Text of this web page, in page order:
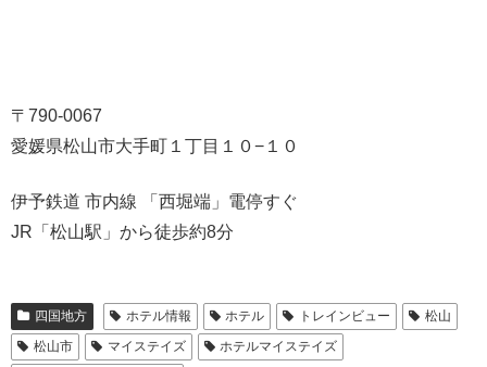
〒790-0067
愛媛県松山市大手町１丁目１０−１０
伊予鉄道 市内線 「西堀端」電停すぐ
JR「松山駅」から徒歩約8分
四国地方 ホテル情報 ホテル トレインビュー
松山
松山市
マイステイズ
ホテルマイステイズ